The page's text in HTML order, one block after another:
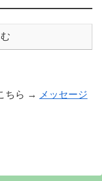
ちら →
メッセージ